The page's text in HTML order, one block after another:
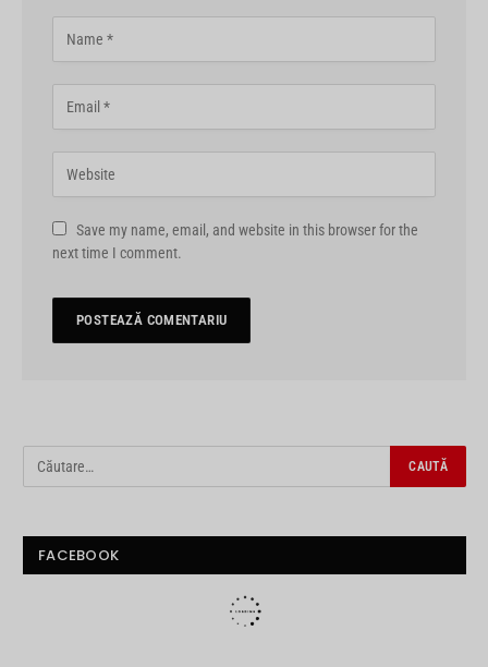
Save my name, email, and website in this browser for the
next time I comment.
FACEBOOK